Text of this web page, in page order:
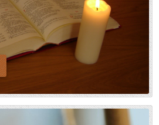
copie. » Après sa mort, c’est
Céline qui plaida sa cause en
canonisation en défendant
au procès ecclésiastique sa «
petite voie » si novatrice : « Ce
autels, mais l’instrument dont
le bon Dieu s’était servi pour
montrer aux âmes “la voie de